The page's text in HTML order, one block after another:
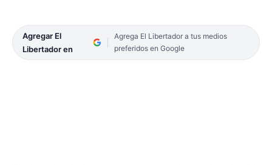
Agregar El
Libertador en
Agrega El Libertador a tus medios
preferidos en Google